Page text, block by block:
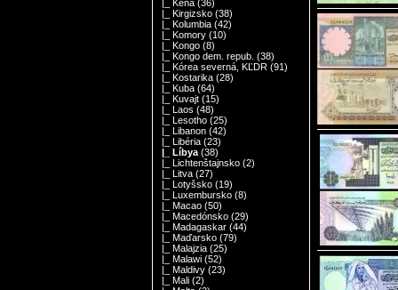
|_ Keňa (36)
|_ Kirgizsko (38)
|_ Kolumbia (42)
|_ Komory (10)
|_ Kongo (8)
|_ Kongo dem. repub. (38)
|_ Kórea severná, KĽDR (91)
|_ Kostarika (28)
|_ Kuba (64)
|_ Kuvajt (15)
|_ Laos (48)
|_ Lesotho (25)
|_ Libanon (42)
|_ Libéria (23)
|_ Líbya (38)
|_ Lichtenštajnsko (2)
|_ Litva (27)
|_ Lotyšsko (19)
|_ Luxembursko (8)
|_ Macao (50)
|_ Macedónsko (29)
|_ Madagaskar (44)
|_ Maďarsko (79)
|_ Malajzia (25)
|_ Malawi (52)
|_ Maldivy (23)
|_ Mali (2)